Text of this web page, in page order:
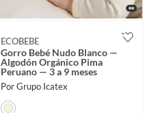
ECOBEBE
Gorro Bebé Nudo Blanco —
Algodón Orgánico Pima
Peruano — 3 a 9 meses
Por Grupo Icatex